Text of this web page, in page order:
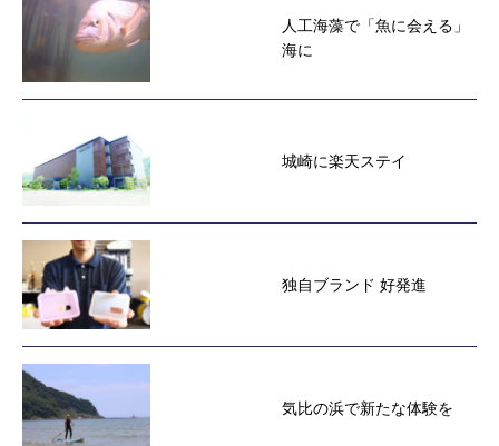
人工海藻で「魚に会える」
海に
城崎に楽天ステイ
独自ブランド 好発進
気比の浜で新たな体験を